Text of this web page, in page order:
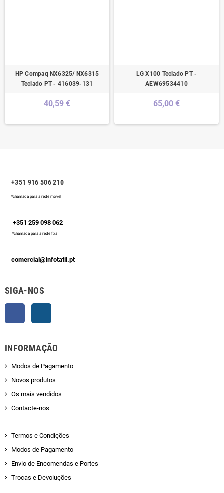
HP Compaq NX6325/ NX6315
Teclado PT - 416039-131
40,59 €
LG X100 Teclado PT -
AEW69534410
65,00 €
+351 916 506 210
*chamada para a rede móvel
+351 259 098 062
*chamada para a rede fixa
comercial@infotatil.pt
SIGA-NOS
INFORMAÇÃO
Modos de Pagamento
Novos produtos
Os mais vendidos
Contacte-nos
Termos e Condições
Modos de Pagamento
Envio de Encomendas e Portes
Trocas e Devoluções